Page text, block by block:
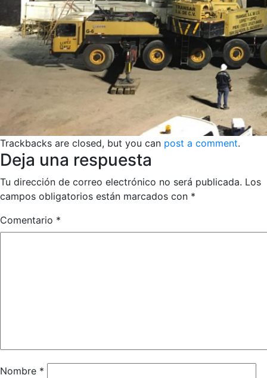
Trackbacks are closed, but you can post a comment.
Deja una respuesta
Tu dirección de correo electrónico no será publicada. Los
campos obligatorios están marcados con *
Comentario *
Nombre *